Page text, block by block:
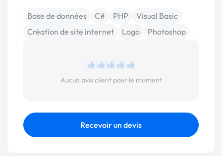
Base de données C# PHP
Visual Basic
Création de site internet
Logo Photoshop
Aucun avis client pour le moment
Recevoir un devis